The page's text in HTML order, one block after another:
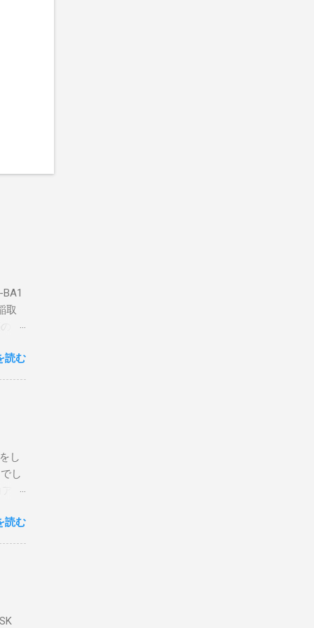
取
た
構成
私
元
信
で
っ
い
読む
し
し
分
し
#
こ
読む